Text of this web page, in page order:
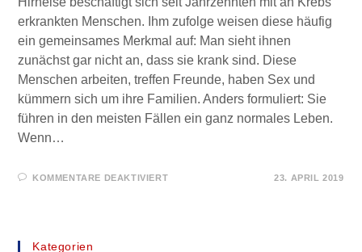
erkrankten Menschen. Ihm zufolge weisen diese häufig
ein gemeinsames Merkmal auf: Man sieht ihnen
zunächst gar nicht an, dass sie krank sind. Diese
Menschen arbeiten, treffen Freunde, haben Sex und
kümmern sich um ihre Familien. Anders formuliert: Sie
führen in den meisten Fällen ein ganz normales Leben.
Wenn…
KOMMENTARE DEAKTIVIERTFÜR
23. APRIL 2019
Kategorien